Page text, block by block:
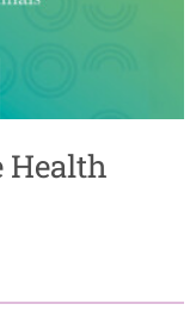
Health